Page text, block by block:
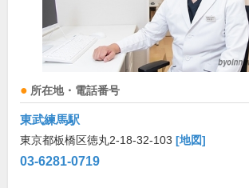
所在地・電話番号
東武練馬駅
東京都板橋区徳丸2-18-32-103 [地図]
03-6281-0719